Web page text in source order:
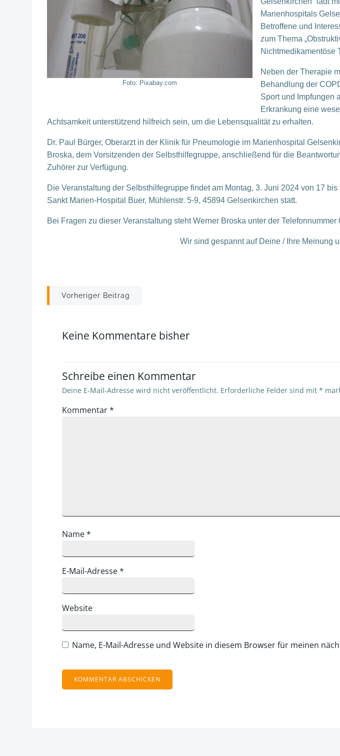
Foto: Pixabay.com
Marienhospitals
Betroffene und
zum Thema
Nichtmedikamentöse
Neben der Therapie
Behandlung der
Sport und Impfungen
Erkrankung eine
Achtsamkeit unterstützend hilfreich sein, um die Lebensqualität zu erhalten.
Dr. Paul Bürger, Oberarzt in der Klinik für Pneumologie im Marienhospital
Broska, dem Vorsitzenden der Selbsthilfegruppe, anschließend für die
Zuhörer zur Verfügung.
Die Veranstaltung der Selbsthilfegruppe findet am Montag, 3. Juni 2024 von 17
Sankt Marien-Hospital Buer, Mühlenstr. 5-9, 45894 Gelsenkirchen statt.
Bei Fragen zu dieser Veranstaltung steht Werner Broska unter der
Wir sind gespannt auf Deine / Ihre Meinung
Post
Vorheriger Beitrag
Keine Kommentare bisher
Schreibe einen Kommentar
Deine E-Mail-Adresse wird nicht veröffentlicht. Erforderliche Felder sind mit *
Kommentar*
Name*
E-Mail-Adresse*
Website
Name, E-Mail-Adresse und Website in diesem Browser für meinen